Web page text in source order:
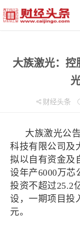
大族激光：
财经头条
大族激光公
科技有限公司及
拟以自有资金及
设年产6000万芯
投资不超过25.2
设，一期项目投
元。